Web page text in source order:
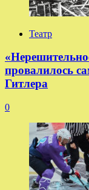
Театр
провалилось
Гитлера
0